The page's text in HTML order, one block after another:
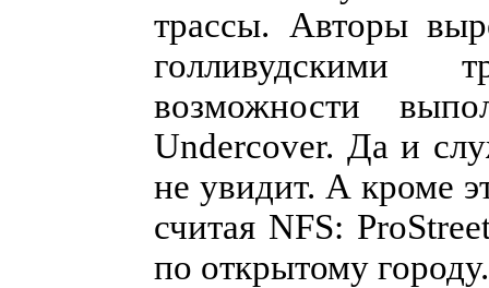
трассы. Авторы
голливудскими
возможности
Undercover. Да и
не увидит. А кроме
считая NFS:
по открытому